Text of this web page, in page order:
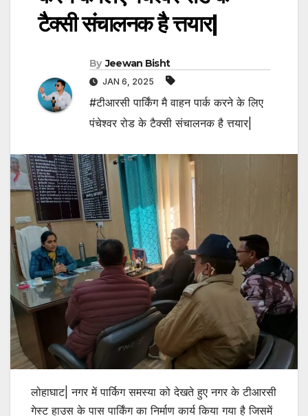
टैक्सी संचालनक है त्तयार|
By Jeewan Bisht
JAN 6, 2025
#टीआरसी पार्किंग मै वाहन पार्क करने के लिए
पंचेश्वर रोड के टैक्सी संचालनक है त्तयार|
लोहाघाट| नगर में पार्किग समस्या को देखते हुए नगर के टीआरसी
गेस्ट हाउस के पास पार्किंग का निर्माण कार्य किया गया है जिसमें